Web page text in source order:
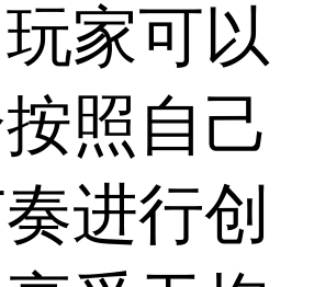
家可以
照自己
进行创